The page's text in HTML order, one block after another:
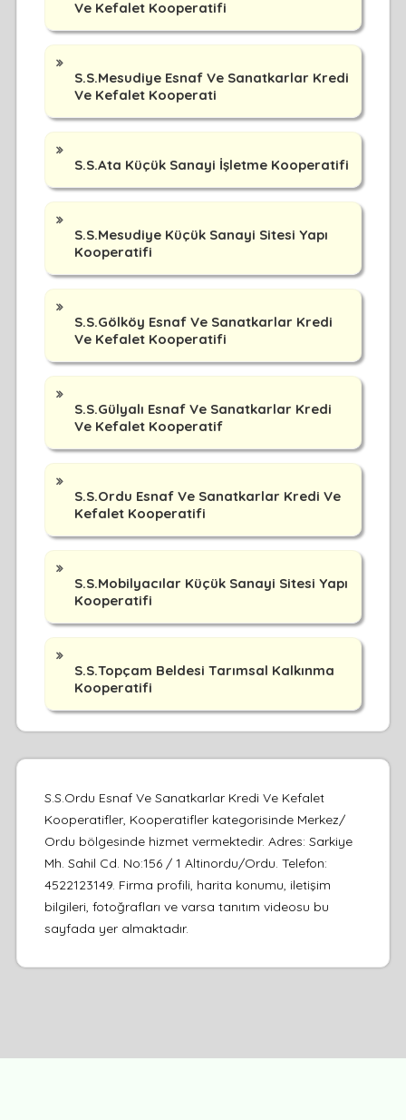
Ve Kefalet Kooperatifi
S.S.Mesudiye Esnaf Ve Sanatkarlar Kredi
Ve Kefalet Kooperati
S.S.Ata Küçük Sanayi İşletme Kooperatifi
S.S.Mesudiye Küçük Sanayi Sitesi Yapı
Kooperatifi
S.S.Gölköy Esnaf Ve Sanatkarlar Kredi
Ve Kefalet Kooperatifi
S.S.Gülyalı Esnaf Ve Sanatkarlar Kredi
Ve Kefalet Kooperatif
S.S.Ordu Esnaf Ve Sanatkarlar Kredi Ve
Kefalet Kooperatifi
S.S.Mobilyacılar Küçük Sanayi Sitesi Yapı
Kooperatifi
S.S.Topçam Beldesi Tarımsal Kalkınma
Kooperatifi
S.S.Ordu Esnaf Ve Sanatkarlar Kredi Ve Kefalet
Kooperatifler, Kooperatifler kategorisinde Merkez/
Ordu bölgesinde hizmet vermektedir. Adres: Sarkiye
Mh. Sahil Cd. No:156 / 1 Altinordu/Ordu. Telefon:
4522123149. Firma profili, harita konumu, iletişim
bilgileri, fotoğrafları ve varsa tanıtım videosu bu
sayfada yer almaktadır.